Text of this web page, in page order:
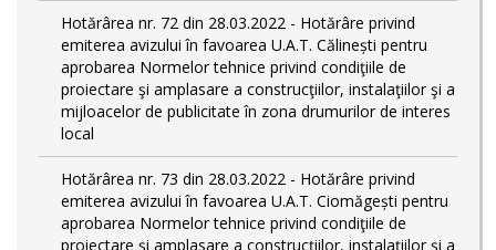
Hotărârea nr. 72 din 28.03.2022 - Hotărâre privind
emiterea avizului în favoarea U.A.T. Călinești pentru
aprobarea Normelor tehnice privind condiţiile de
proiectare şi amplasare a construcţiilor, instalaţiilor şi a
mijloacelor de publicitate în zona drumurilor de interes
local
Hotărârea nr. 73 din 28.03.2022 - Hotărâre privind
emiterea avizului în favoarea U.A.T. Ciomăgești pentru
aprobarea Normelor tehnice privind condiţiile de
proiectare şi amplasare a construcţiilor, instalaţiilor şi a